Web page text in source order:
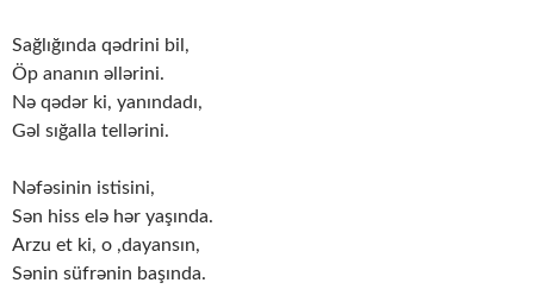
Sağlığında qədrini bil,
Öp ananın əllərini.
Nə qədər ki, yanındadı,
Gəl sığalla tellərini.
Nəfəsinin istisini,
Sən hiss elə hər yaşında.
Arzu et ki, o ,dayansın,
Sənin süfrənin başında.